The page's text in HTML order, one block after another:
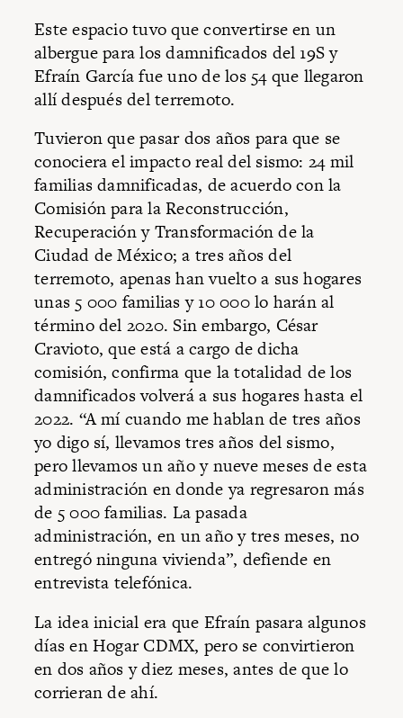
Este espacio tuvo que convertirse en un
albergue para los damnificados del 19S y
Efraín García fue uno de los 54 que llegaron
allí después del terremoto.
Tuvieron que pasar dos años para que se
conociera el impacto real del sismo: 24 mil
familias damnificadas, de acuerdo con la
Comisión para la Reconstrucción,
Recuperación y Transformación de la
Ciudad de México; a tres años del
terremoto, apenas han vuelto a sus hogares
unas 5 000 familias y 10 000 lo harán al
término del 2020. Sin embargo, César
Cravioto, que está a cargo de dicha
comisión, confirma que la totalidad de los
damnificados volverá a sus hogares hasta el
2022. “A mí cuando me hablan de tres años
yo digo sí, llevamos tres años del sismo,
pero llevamos un año y nueve meses de esta
administración en donde ya regresaron más
de 5 000 familias. La pasada
administración, en un año y tres meses, no
entregó ninguna vivienda”, defiende en
entrevista telefónica.
La idea inicial era que Efraín pasara algunos
días en Hogar CDMX, pero se convirtieron
en dos años y diez meses, antes de que lo
corrieran de ahí.